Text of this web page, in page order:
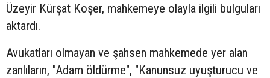
Üzeyir Kürşat Koşer, mahkemeye olayla ilgili bulguları
aktardı.
Avukatları olmayan ve şahsen mahkemede yer alan
zanlıların, "Adam öldürme", "Kanunsuz uyuşturucu ve